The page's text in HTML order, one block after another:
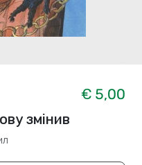
€ 5,00
змінив